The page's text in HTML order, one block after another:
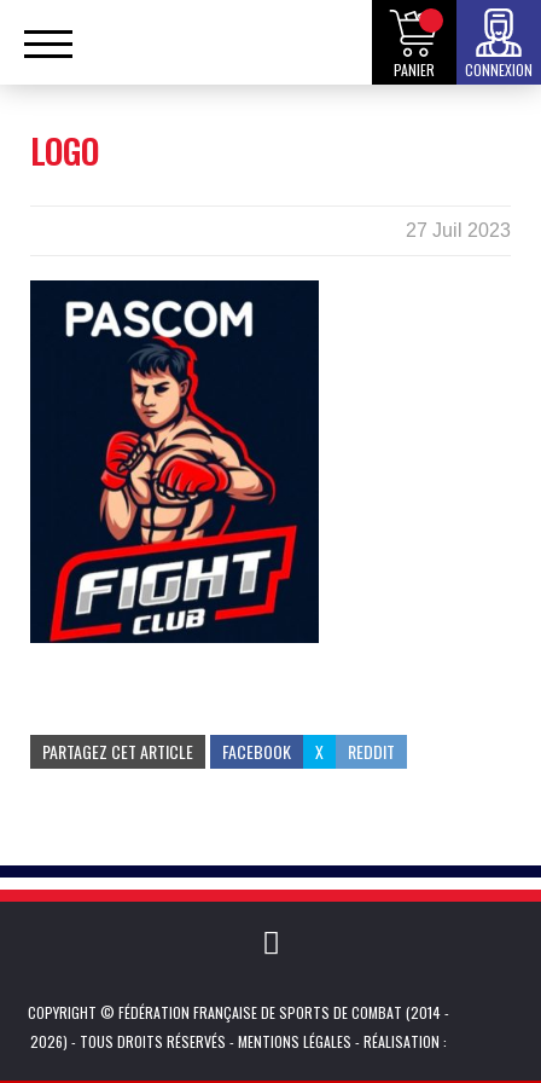
PANIER CONNEXION
LOGO
27 Juil 2023
PARTAGEZ CET ARTICLE FACEBOOK X REDDIT
COPYRIGHT © FÉDÉRATION FRANÇAISE DE SPORTS DE COMBAT (2014 -
2026) - TOUS DROITS RÉSERVÉS -MENTIONS LÉGALES - RÉALISATION :